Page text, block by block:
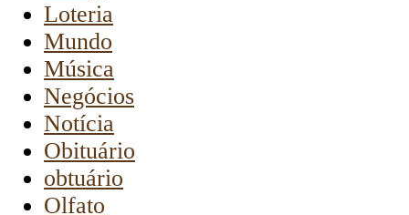
Loteria
Mundo
Música
Negócios
Notícia
Obituário
obtuário
Olfato